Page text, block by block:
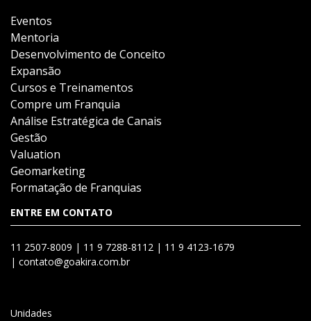
Eventos
Mentoria
Desenvolvimento de Conceito
Expansão
Cursos e Treinamentos
Compre um Franquia
Análise Estratégica de Canais
Gestão
Valuation
Geomarketing
Formatação de Franquias
ENTRE EM CONTATO
11 2507-8009 | 11 9 7288-8112 | 11 9 4123-1679
| contato@goakira.com.br
Unidades